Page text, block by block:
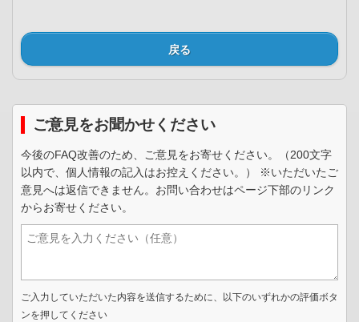
戻る
ご意見をお聞かせください
今後のFAQ改善のため、ご意見をお寄せください。（200文字
以内で、個人情報の記入はお控えください。） ※いただいたご
意見へは返信できません。お問い合わせはページ下部のリンク
からお寄せください。
ご入力していただいた内容を送信するために、以下のいずれかの評価ボタ
ンを押してください